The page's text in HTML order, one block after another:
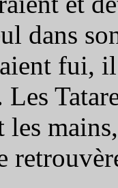
dans
fui,
Les
les